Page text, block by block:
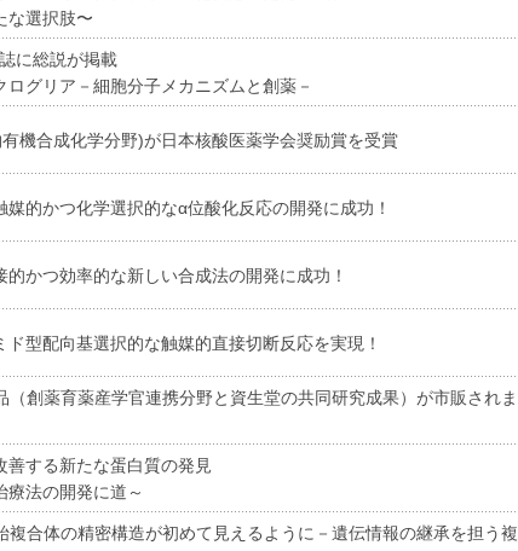
な選択肢〜
に総説が掲載
グリア－細胞分子メカニズムと創薬－
機合成化学分野)が日本核酸医薬学会奨励賞を受賞
媒的かつ化学選択的なα位酸化反応の開発に成功！
かつ効率的な新しい合成法の開発に成功！
ド型配向基選択的な触媒的直接切断反応を実現！
（創薬育薬産学官連携分野と資生堂の共同研究成果）が市販されま
善する新たな蛋白質の発見
療法の開発に道～
複合体の精密構造が初めて見えるように－遺伝情報の継承を担う複